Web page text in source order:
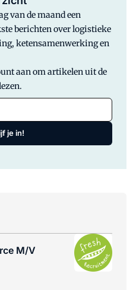
van de maand een
berichten over logistieke
ketensamenwerking en
aan om artikelen uit de
je in!
M/V